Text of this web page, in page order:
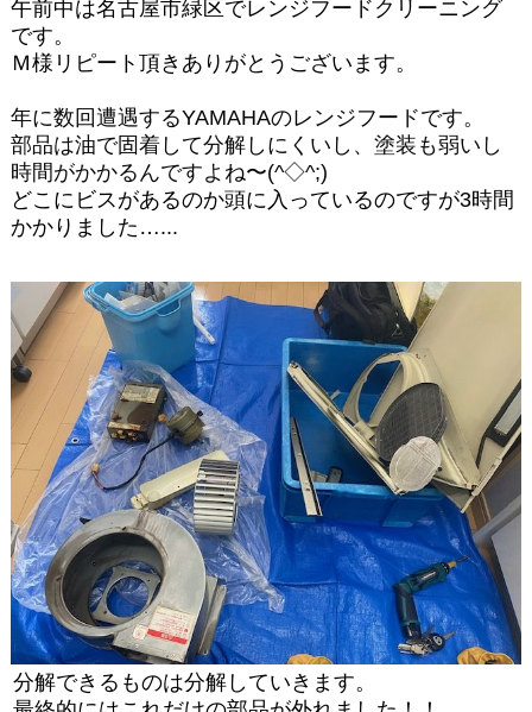
午前中は名古屋市緑区でレンジフードクリーニング
です。
Ｍ様リピート頂きありがとうございます。
年に数回遭遇するYAMAHAのレンジフードです。
部品は油で固着して分解しにくいし、塗装も弱いし
時間がかかるんですよね〜(^◇^;)
どこにビスがあるのか頭に入っているのですが3時間
かかりました…...
分解できるものは分解していきます。